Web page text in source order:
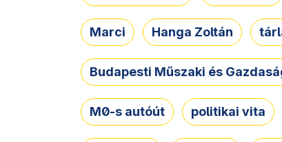
Marci Hanga Zoltán
Budapesti Műszaki és
M0-s autóút politikai vita